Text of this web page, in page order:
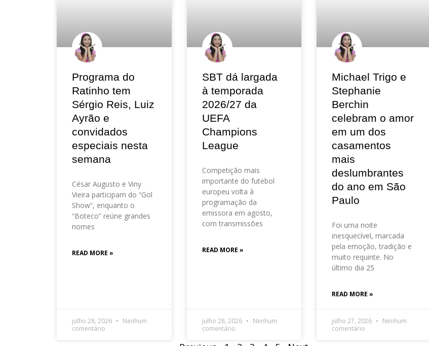
Programa do
Ratinho tem
Sérgio Reis, Luiz
Ayrão e
convidados
especiais nesta
semana
César Augusto e Viny
Vieira participam do “Gol
Show”, enquanto o
“Boteco” reúne grandes
nomes
READ MORE »
julho 28, 2026
Nenhum
comentário
SBT dá largada
à temporada
2026/27 da
UEFA
Champions
League
Competição mais
importante do futebol
europeu volta à
programação da
emissora em agosto,
com transmissões
READ MORE »
julho 28, 2026
Nenhum
comentário
Michael Trigo e
Stephanie
Berchin
celebram o amor
em um dos
casamentos
mais
deslumbrantes
do ano em São
Paulo
Foi uma noite
inesquecível, marcada
pela emoção, tradição e
muito requinte. No
último dia 25
READ MORE »
julho 27, 2026
Nenhum
comentário